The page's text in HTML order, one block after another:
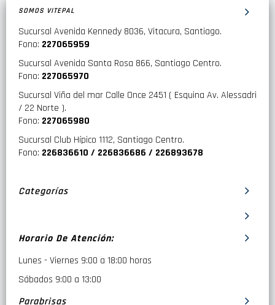
SOMOS VITEPAL
Sucursal Avenida Kennedy 8036, Vitacura, Santiago.
Fono: 227065959
Sucursal Avenida Santa Rosa 866, Santiago Centro.
Fono: 227065970
Sucursal Viña del mar Calle Once 2451 ( Esquina Av. Alessadri
/ 22 Norte ).
Fono: 227065980
Sucursal Club Hípico 1112, Santiago Centro.
Fono: 226836610 / 226836686 / 226893678
Categorías
Horario De Atención:
Lunes - Viernes 9:00 a 18:00 horas
Sábados 9:00 a 13:00
Parabrisas